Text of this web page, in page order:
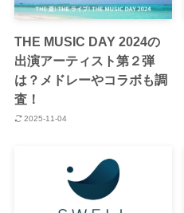
THE MUSIC DAY 2024の
出演アーティスト第２弾
は？メドレーやコラボも調
査！
2025-11-04